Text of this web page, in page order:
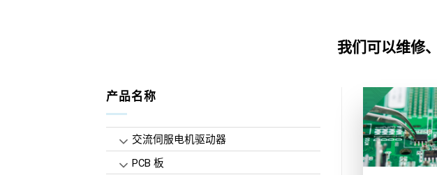
我们可以维修
产品名称
交流伺服电机驱动器
PCB 板